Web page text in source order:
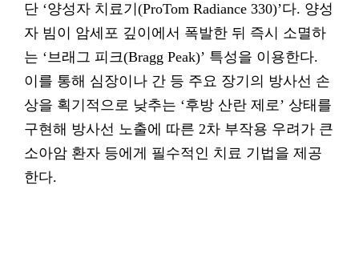
단 ‘양성자 치료기(ProTom Radiance 330)’다. 양성
자 빔이 암세포 깊이에서 폭발한 뒤 즉시 소멸하
는 ‘브래그 피크(Bragg Peak)’ 특성을 이용한다.
이를 통해 심장이나 간 등 주요 장기의 방사선 손
상을 획기적으로 낮추는 ‘후방 산란 제로’ 상태를
구현해 방사선 노출에 따른 2차 부작용 우려가 큰
소아암 환자 등에게 필수적인 치료 기법을 제공
한다.